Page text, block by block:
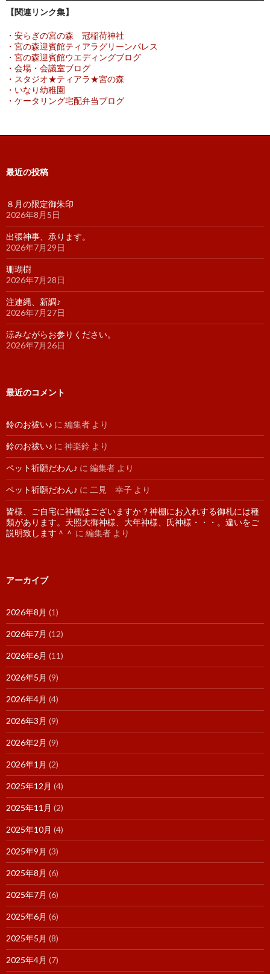
【関連リンク集】
・安らぎの宮の森 冠稲荷神社
・宮の森迎賓館ティアラグリーンパレス
・宮の森迎賓館ウエディングブログ
・会場・会議室ブログ
・スタジオ★ティアラ★宮の森
・いなり幼稚園
・ケータリング宅配弁当ブログ
最近の投稿
８月の限定御朱印
2026年8月5日
出張神事、承ります。
2026年7月29日
珊瑚樹
2026年7月28日
注連縄、新調♪
2026年7月27日
涼みながらお参りください。
2026年7月26日
最近のコメント
鈴のお祓い♪ に 編集者 より
鈴のお祓い♪ に 神楽鈴 より
ペット祈願だわん♪ に 編集者 より
ペット祈願だわん♪ に 二見 幸子 より
皆様、ご自宅に神棚はございますか？神棚にお入れする御札には種
類があります。天照大御神様、大年神様、氏神様・・・。違いをご
説明致します＾＾ に 編集者 より
アーカイブ
2026年8月 (1)
2026年7月 (12)
2026年6月 (11)
2026年5月 (9)
2026年4月 (4)
2026年3月 (9)
2026年2月 (9)
2026年1月 (2)
2025年12月 (4)
2025年11月 (2)
2025年10月 (4)
2025年9月 (3)
2025年8月 (6)
2025年7月 (6)
2025年6月 (6)
2025年5月 (8)
2025年4月 (7)